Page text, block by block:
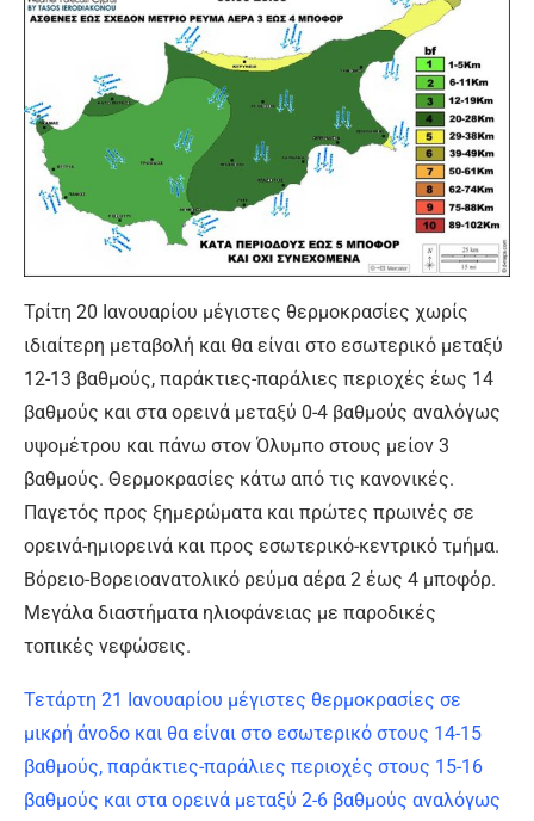
Τρίτη 20 Ιανουαρίου μέγιστες θερμοκρασίες χωρίς
ιδιαίτερη μεταβολή και θα είναι στο εσωτερικό μεταξύ
12-13 βαθμούς, παράκτιες-παράλιες περιοχές έως 14
βαθμούς και στα ορεινά μεταξύ 0-4 βαθμούς αναλόγως
υψομέτρου και πάνω στον Όλυμπο στους μείον 3
βαθμούς. Θερμοκρασίες κάτω από τις κανονικές.
Παγετός προς ξημερώματα και πρώτες πρωινές σε
ορεινά-ημιορεινά και προς εσωτερικό-κεντρικό τμήμα.
Βόρειο-Βορειοανατολικό ρεύμα αέρα 2 έως 4 μποφόρ.
Μεγάλα διαστήματα ηλιοφάνειας με παροδικές
τοπικές νεφώσεις.
Τετάρτη 21 Ιανουαρίου μέγιστες θερμοκρασίες σε
μικρή άνοδο και θα είναι στο εσωτερικό στους 14-15
βαθμούς, παράκτιες-παράλιες περιοχές στους 15-16
βαθμούς και στα ορεινά μεταξύ 2-6 βαθμούς αναλόγως